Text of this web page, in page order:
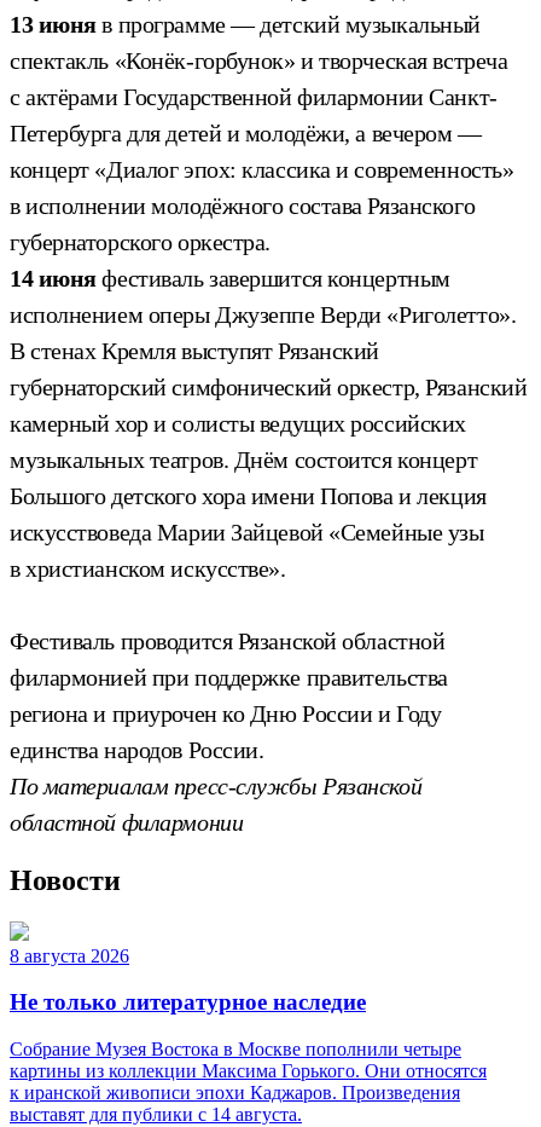
13 июняв программе — детский музыкальный
спектакль «Конёк-горбунок» и творческая встреча
с актёрами Государственной филармонии Санкт-
Петербурга для детей и молодёжи, а вечером —
концерт «Диалог эпох: классика и современность»
в исполнении молодёжного состава Рязанского
губернаторского оркестра.
14 июняфестиваль завершится концертным
исполнением оперы Джузеппе Верди «Риголетто».
В стенах Кремля выступят Рязанский
губернаторский симфонический оркестр, Рязанский
камерный хор и солисты ведущих российских
музыкальных театров. Днём состоится концерт
Большого детского хора имени Попова и лекция
искусствоведа Марии Зайцевой «Семейные узы
в христианском искусстве».
Фестиваль проводится Рязанской областной
филармонией при поддержке правительства
региона и приурочен ко Дню России и Году
единства народов России.
По материалам пресс-службы Рязанской
областной филармонии
Новости
8 августа 2026
Не только литературное наследие
Собрание Музея Востока в Москве пополнили четыре
картины из коллекции Максима Горького. Они относятся
к иранской живописи эпохи Каджаров. Произведения
выставят для публики с 14 августа.